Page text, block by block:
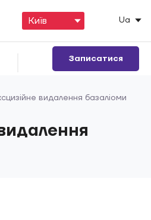
Ua
Записатися
видалення базаліоми